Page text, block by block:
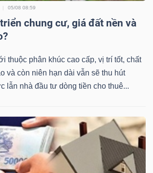
05/08 08:59
chung cư, giá đất nền và
thuộc phân khúc cao cấp, vị trí tốt, chất
và còn niên hạn dài vẫn sẽ thu hút
lẫn nhà đầu tư dòng tiền cho thuê...